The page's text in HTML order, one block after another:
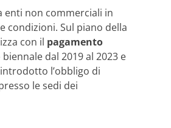
enti non commerciali in
condizioni. Sul piano della
con il pagamento
dal 2019 al 2023 e
l’obbligo di
le sedi dei